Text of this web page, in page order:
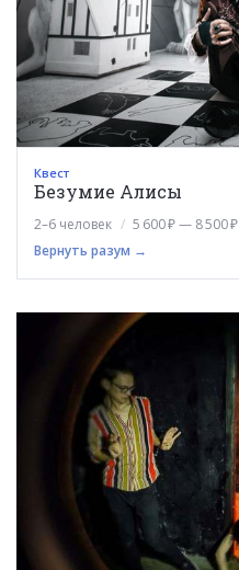
Квест
Безумие Алисы
2–6 человек
5 600 ₽ — 8 500 ₽
Вернуть разум →